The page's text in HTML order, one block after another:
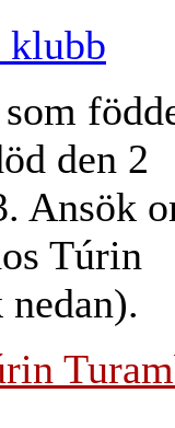
klubb
den 2
Ansök
Túrin